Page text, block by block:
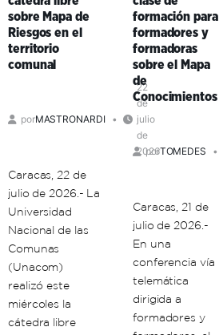
que
existe
la
necesidad
de
una
ética
de
la
vida
sobre Mapa de
Riesgos en el
territorio
comunal
porMASTRONARDI
22
de
julio
de
2026
Caracas, 22 de
julio de 2026.- La
Universidad
Nacional de las
Comunas
(Unacom)
realizó este
miércoles la
cátedra libre
formación para
formadores y
formadoras
sobre el Mapa
de
Conocimientos
porTOMEDES
Caracas, 21 de
julio de 2026.-
En una
conferencia vía
telemática
dirigida a
formadores y